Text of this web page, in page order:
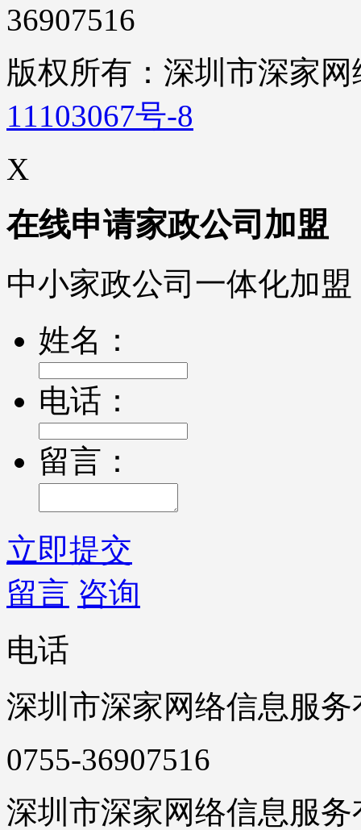
36907516
版权所有：深圳市深家
11103067号-8
X
在线申请家政公司加盟
中小家政公司一体化加
姓名：
电话：
留言：
立即提交
留言 咨询
电话
深圳市深家网络信息服
0755-36907516
深圳市深家网络信息服